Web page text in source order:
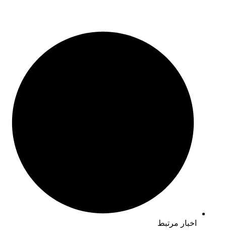
مرتبط